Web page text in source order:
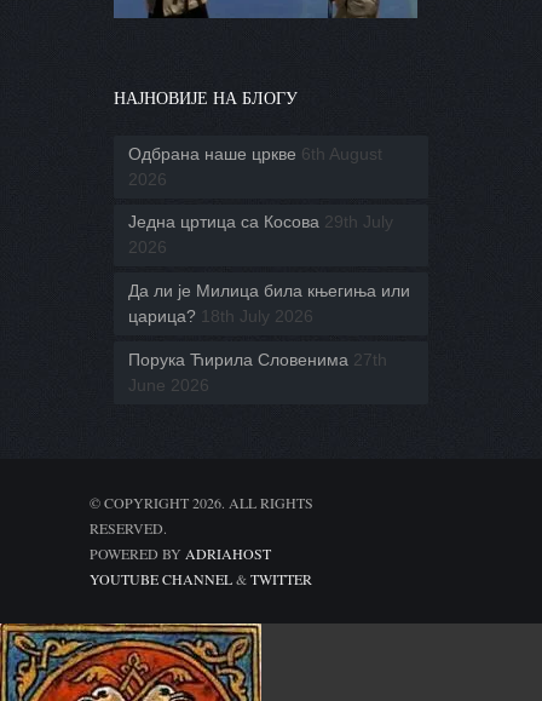
НАЈНОВИЈЕ НА БЛОГУ
Одбрана наше цркве 6th August
2026
Једна цртица са Косова 29th July
2026
Да ли је Милица била књегиња или
царица? 18th July 2026
Порука Ћирила Словенима 27th
June 2026
© COPYRIGHT 2026. ALL RIGHTS
RESERVED.
POWERED BY ADRIAHOST
YOUTUBE CHANNEL& TWITTER